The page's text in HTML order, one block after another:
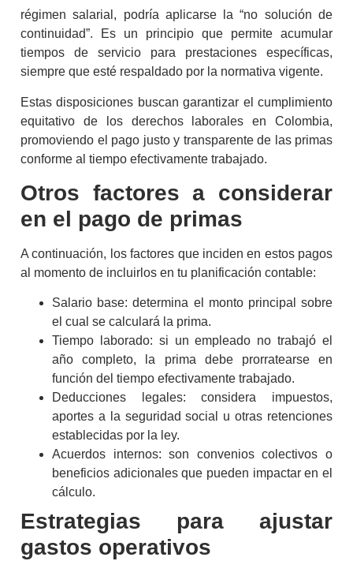
régimen salarial, podría aplicarse la “no solución de
continuidad”. Es un principio que permite acumular
tiempos de servicio para prestaciones específicas,
siempre que esté respaldado por la normativa vigente.
Estas disposiciones buscan garantizar el cumplimiento
equitativo de los derechos laborales en Colombia,
promoviendo el pago justo y transparente de las primas
conforme al tiempo efectivamente trabajado.
Otros factores a considerar
en el pago de primas
A continuación, los factores que inciden en estos pagos
al momento de incluirlos en tu planificación contable:
Salario base: determina el monto principal sobre
el cual se calculará la prima.
Tiempo laborado: si un empleado no trabajó el
año completo, la prima debe prorratearse en
función del tiempo efectivamente trabajado.
Deducciones legales: considera impuestos,
aportes a la seguridad social u otras retenciones
establecidas por la ley.
Acuerdos internos: son convenios colectivos o
beneficios adicionales que pueden impactar en el
cálculo.
Estrategias para ajustar
gastos operativos